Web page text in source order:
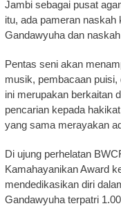
Jambi sebagai pusat
itu, ada pameran
Gandawyuha dan
Pentas seni akan
musik, pembacaan
ini merupakan berkaitan
pencarian kepada
yang sama merayakan
Di ujung perhelatan
Kamahayanikan Award
mendedikasikan diri
Gandawyuha terpatri